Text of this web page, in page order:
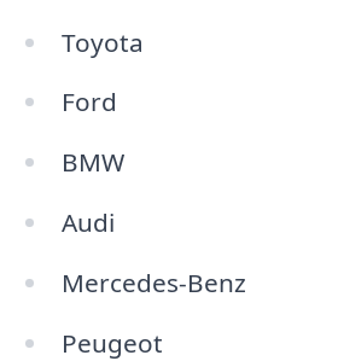
Toyota
Ford
BMW
Audi
Mercedes-Benz
Peugeot